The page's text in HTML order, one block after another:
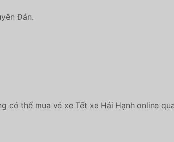
Đán.
có thể mua vé xe Tết xe Hải Hạnh online